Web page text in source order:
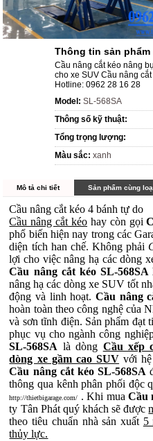
Thông tin sản phẩm
Cầu nâng cắt kéo nâng
cho xe SUV Cầu nâng
Hotline: 0962 28 16 28
Model:SL-568SA
Thông số kỹ thuật:
Tổng trọng lượng:
Màu sắc:xanh
Mô tả chi tiết Sản phẩm cùng
Cầu nâng cắt kéo 4 bánh tự do
Cầu nâng cắt kéo hay còn gọi
phổ biến hiện nay trong các
diện tích han chế. Không phải
lợi cho việc nâng hạ các dòng
Cầu nâng cắt kéo SL-568SA
nâng hạ các dòng xe SUV tốt
động và linh hoạt.Cầu nâng
hoàn toàn theo công nghệ của
và sơn tĩnh điện. Sản phẩm đạt
phục vụ cho ngành công
SL-568SA là dòng Cầu xếp
dòng xe gầm cao SUV với
Cầu nâng cắt kéo SL-568SA
thông qua kênh phân phối độc
http://thietbigarage.com/ . Khi muaCầu
ty Tân Phát quý khách sẽ được
theo tiêu chuẩn nhà sản xuất 5
thủy lực.